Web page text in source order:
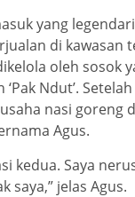
yang
di kawasan
oleh sosok
Ndut’.
nasi goreng
Agus.
kedua. Saya
saya,” jelas Agus.